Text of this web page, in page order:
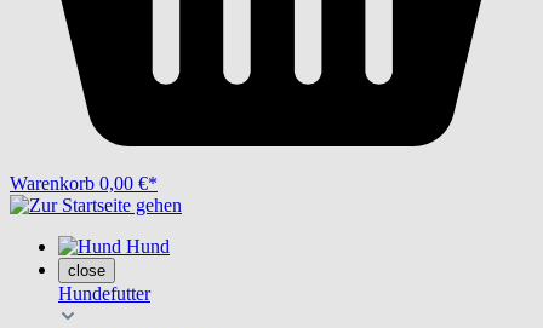
Warenkorb 0,00 €*
Hund
close
Hundefutter